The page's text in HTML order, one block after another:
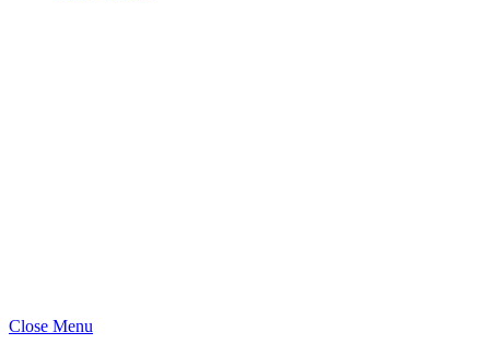
Close Menu